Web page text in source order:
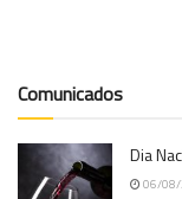
Comunicados
Dia
06/